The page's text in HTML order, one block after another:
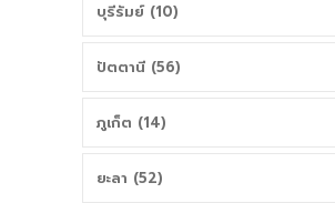
บุรีรัมย์ (10)
ปัตตานี (56)
ภูเก็ต (14)
ยะลา (52)